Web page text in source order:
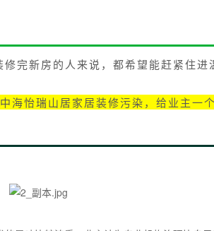
完新房的人来说，都希望能赶紧住进
海怡瑞山居家居装修污染，给业主一